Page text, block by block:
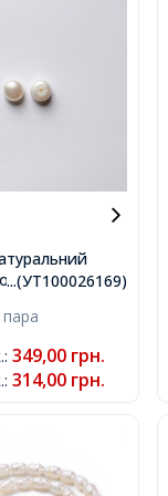
...(УТ100026169)
Клас ААА
отвір
пара
: 349,00 грн.
: 314,00 грн.